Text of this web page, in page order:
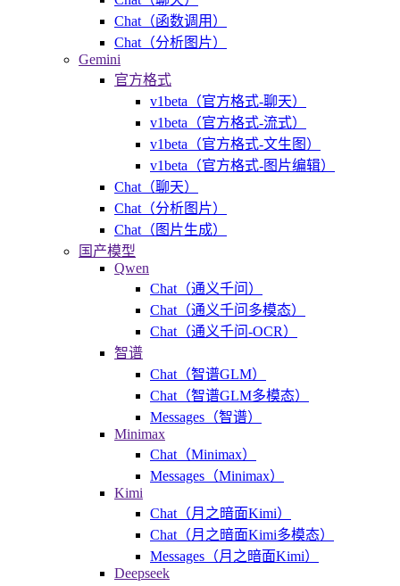
Chat（函数调用）
Chat（分析图片）
Gemini
官方格式
v1beta（官方格式-聊天）
v1beta（官方格式-流式）
v1beta（官方格式-文生图）
v1beta（官方格式-图片编辑）
Chat（聊天）
Chat（分析图片）
Chat（图片生成）
国产模型
Qwen
Chat（通义千问）
Chat（通义千问多模态）
Chat（通义千问-OCR）
智谱
Chat（智谱GLM）
Chat（智谱GLM多模态）
Messages（智谱）
Minimax
Chat（Minimax）
Messages（Minimax）
Kimi
Chat（月之暗面Kimi）
Chat（月之暗面Kimi多模态）
Messages（月之暗面Kimi）
Deepseek